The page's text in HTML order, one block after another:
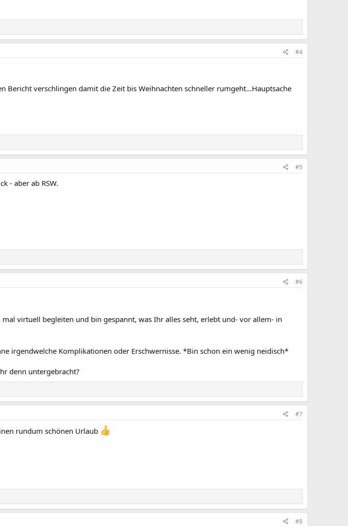
#4
Bericht verschlingen damit die Zeit bis Weihnachten schneller rumgeht…Hauptsache
#5
- aber ab RSW.
#6
mal virtuell begleiten und bin gespannt, was Ihr alles seht, erlebt und- vor allem- in
irgendwelche Komplikationen oder Erschwernisse. *Bin schon ein wenig neidisch*
denn untergebracht?
#7
rundum schönen Urlaub
#8